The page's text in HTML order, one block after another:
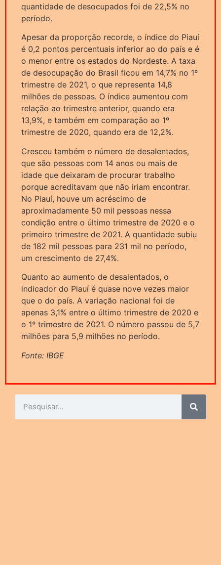
quantidade de desocupados foi de 22,5% no
período.
Apesar da proporção recorde, o índice do Piauí
é 0,2 pontos percentuais inferior ao do país e é
o menor entre os estados do Nordeste. A taxa
de desocupação do Brasil ficou em 14,7% no 1º
trimestre de 2021, o que representa 14,8
milhões de pessoas. O índice aumentou com
relação ao trimestre anterior, quando era
13,9%, e também em comparação ao 1º
trimestre de 2020, quando era de 12,2%.
Cresceu também o número de desalentados,
que são pessoas com 14 anos ou mais de
idade que deixaram de procurar trabalho
porque acreditavam que não iriam encontrar.
No Piauí, houve um acréscimo de
aproximadamente 50 mil pessoas nessa
condição entre o último trimestre de 2020 e o
primeiro trimestre de 2021. A quantidade subiu
de 182 mil pessoas para 231 mil no período,
um crescimento de 27,4%.
Quanto ao aumento de desalentados, o
indicador do Piauí é quase nove vezes maior
que o do país. A variação nacional foi de
apenas 3,1% entre o último trimestre de 2020 e
o 1º trimestre de 2021. O número passou de 5,7
milhões para 5,9 milhões no período.
Fonte: IBGE